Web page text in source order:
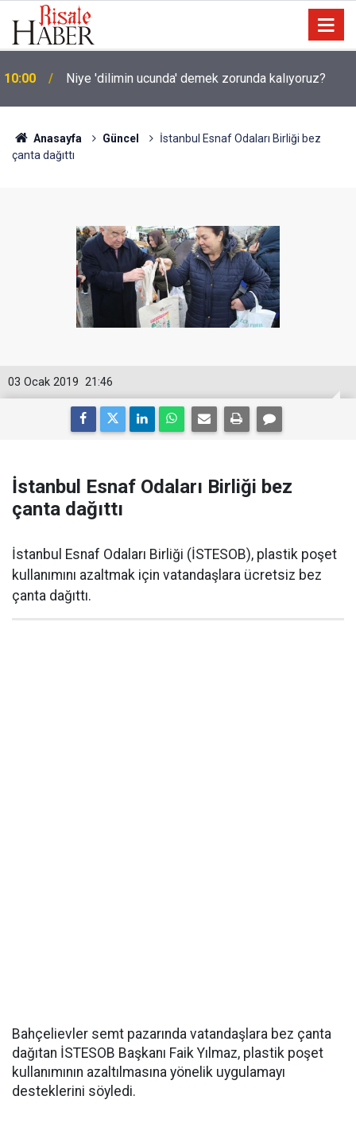
09:45
savunma şartı getirdiler
Anasayfa Güncel
İstanbul Esnaf Odaları Birliği bez
çanta dağıttı
21:46
03 Ocak 2019
İstanbul Esnaf Odaları Birliği bez
çanta dağıttı
İstanbul Esnaf Odaları Birliği (İSTESOB), plastik poşet
kullanımını azaltmak için vatandaşlara ücretsiz bez
çanta dağıttı.
Bahçelievler semt pazarında vatandaşlara bez çanta
dağıtan İSTESOB Başkanı Faik Yılmaz, plastik poşet
kullanımının azaltılmasına yönelik uygulamayı
desteklerini söyledi.